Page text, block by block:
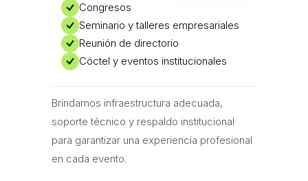
Congresos
Seminario y talleres empresariales
Reunión de directorio
Cóctel y eventos institucionales
Brindamos infraestructura adecuada,
soporte técnico y respaldo institucional
para garantizar una experiencia profesional
en cada evento.